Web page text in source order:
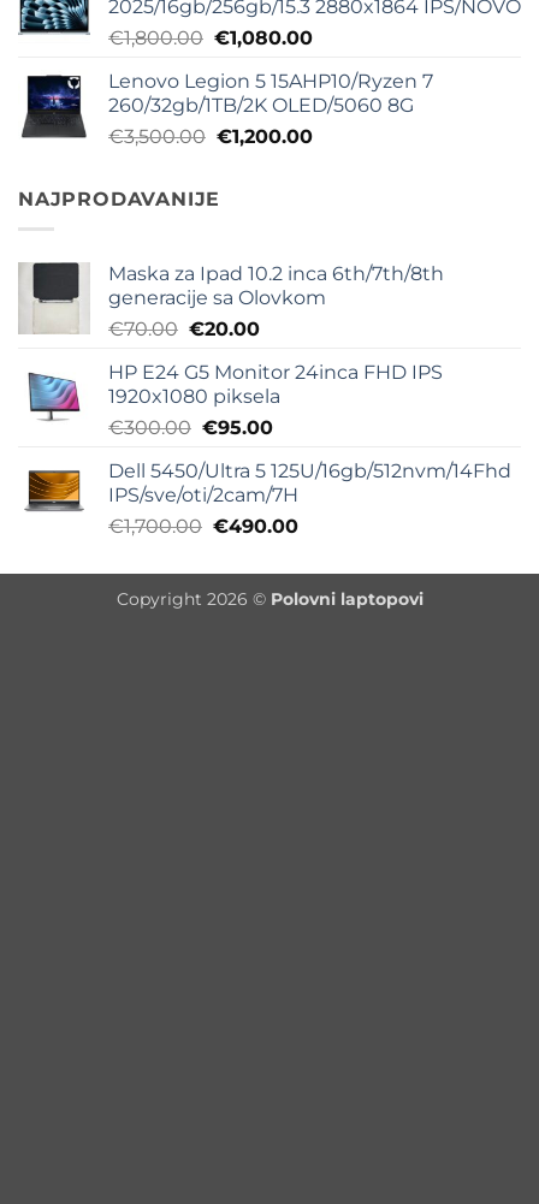
bila:
€800.00.
€540.00.
2025/16gb/256gb/15.3 2880x1864 IPS/NOVO
€1,800.00 Originalna
je
bila:
€1,800.00.
€1,080.00Trenutna
je:
€1,080.00.
Lenovo Legion 5 15AHP10/Ryzen 7
260/32gb/1TB/2K OLED/5060 8G
€3,500.00 Originalna
je
bila:
€1,200.00Trenutna
NAJPRODAVANIJE
Maska za Ipad 10.2 inca 6th/7th/8th
generacije sa Olovkom
€70.00 Originalna
je
bila:
€70.00.
€20.00Trenutna
je:
€20.00.
HP E24 G5 Monitor 24inca FHD IPS
1920x1080 piksela
€300.00 Originalna
je
bila:
€300.00.
€95.00Trenutna
je:
€95.00.
Dell 5450/Ultra 5 125U/16gb/512nvm/14Fhd
IPS/sve/oti/2cam/7H
€1,700.00 Originalna
je
bila:
€490.00Trenutna
je:
€490.00.
Copyright 2026 © Polovni laptopovi